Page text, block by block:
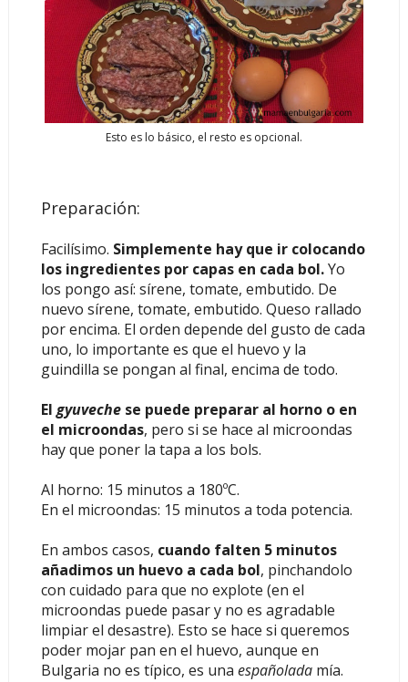
Esto es lo básico, el resto es opcional.
Preparación:
Facilísimo. Simplemente hay que ir colocando
los ingredientes por capas en cada bol.Yo
los pongo así: sírene, tomate, embutido. De
nuevo sírene, tomate, embutido. Queso rallado
por encima. El orden depende del gusto de cada
uno, lo importante es que el huevo y la
guindilla se pongan al final, encima de todo.
El gyuveche se puede preparar al horno o en
el microondas, pero si se hace al microondas
hay que poner la tapa a los bols.
Al horno: 15 minutos a 180ºC.
En el microondas: 15 minutos a toda potencia.
En ambos casos, cuando falten 5 minutos
añadimos un huevo a cada bol, pinchandolo
con cuidado para que no explote (en el
microondas puede pasar y no es agradable
limpiar el desastre). Esto se hace si queremos
poder mojar pan en el huevo, aunque en
Bulgaria no es típico, es una españolada mía.